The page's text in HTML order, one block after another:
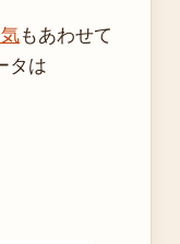
もあわせて
タは